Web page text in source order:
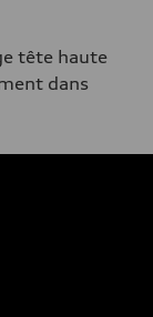
tête haute
dans